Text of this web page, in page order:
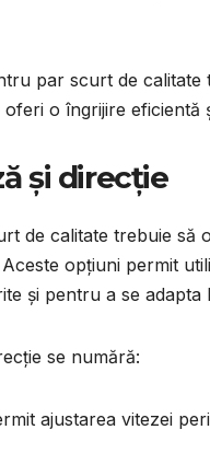
par scurt de
o îngrijire eficientă
și direcție
de calitate trebuie să
opțiuni permit
și pentru a se
se numără:
ajustarea vitezei